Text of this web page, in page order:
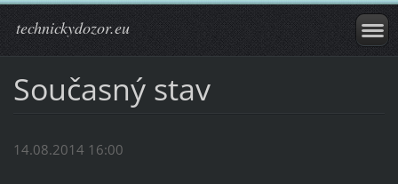
technickydozor.eu
Současný stav
14.08.2014 16:00